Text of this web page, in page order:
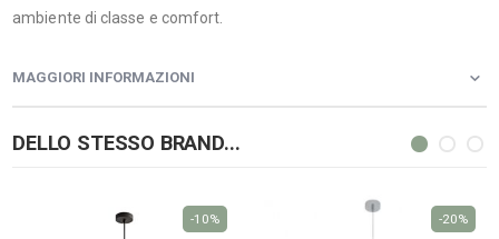
ambiente di classe e comfort.
MAGGIORI INFORMAZIONI
DELLO STESSO BRAND...
-10% -20%